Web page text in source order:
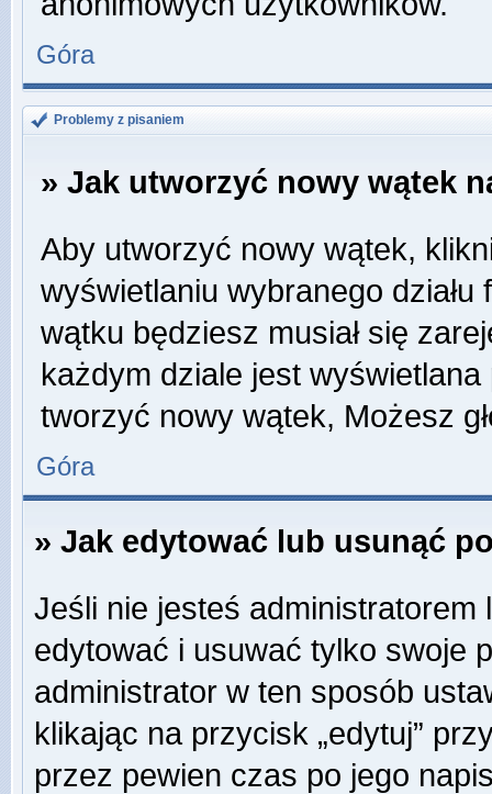
Góra
Problemy z pisaniem
» Jak utworzyć nowy wątek
Aby utworzyć nowy wątek,
wyświetlaniu wybranego
wątku będziesz musiał się
każdym dziale jest
tworzyć nowy wątek, Możesz
Góra
» Jak edytować lub usunąć
Jeśli nie jesteś
edytować i usuwać tylko swoje
administrator w ten sposób
klikając na przycisk „edytuj”
przez pewien czas po jego